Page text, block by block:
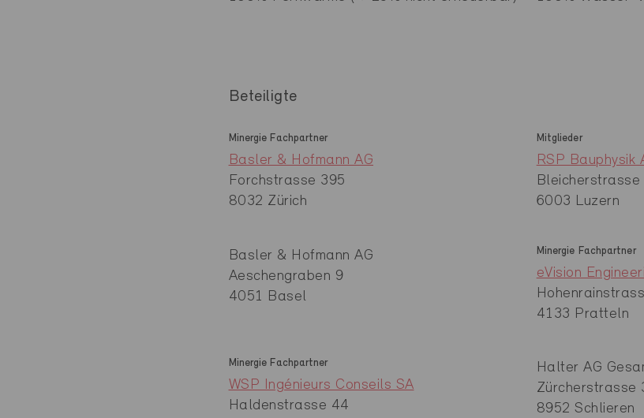
Beteiligte
Minergie Fachpartner
Basler & Hofmann AG
Forchstrasse 395
8032 Zürich
Mitglieder
RSP Bauphysik
Bleicherstrasse
6003 Luzern
Basler & Hofmann AG
Aeschengraben 9
4051 Basel
Minergie Fachpartner
eVision
4133 Pratteln
Minergie Fachpartner
WSP Ingénieurs Conseils SA
Haldenstrasse 44
Halter AG
Zürcherstrasse
8952 Schlieren